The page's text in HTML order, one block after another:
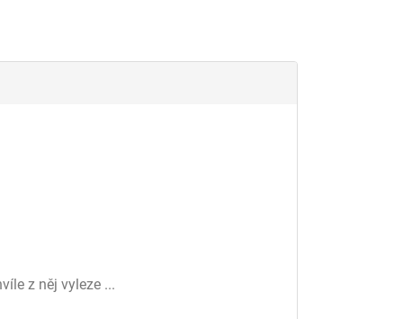
z něj vyleze ...